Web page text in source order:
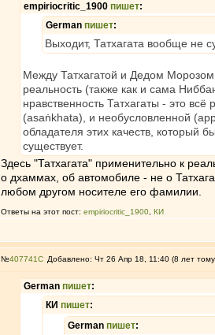
empiriocritic_1900 пишет:
German пишет:
Выходит, Татхагата вообще не
Между Татхагатой и Дедом
реальность (также как и сама
нравственность Татхагаты - это
(asaṅkhata), и необусловленной
обладателя этих качеств, который
существует.
Здесь "Татхагата" применительно к
о дхаммах, об автомобиле - не о
любом другом носителе его фамилии.
Ответы на этот пост: empiriocritic_1900 КИ
№407741 Добавлено: Чт 26 Апр 18, 11:40 (8 лет
German пишет:
КИ пишет:
German пишет: